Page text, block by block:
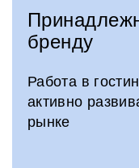
бренду
Работа в
активно
рынке